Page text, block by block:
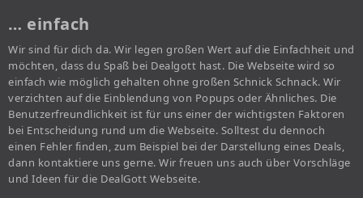
… einfach
Wir sind für dich da. Wir legen großen Wert auf die Einfachheit und
möchten, dass du Spaß bei Dealgott hast. Die Webseite wird so
einfach wie möglich gehalten ohne großen Schnick Schnack. Wir
verzichten auf die Einblendung von Popups oder Ähnliches. Die
Benutzerfreundlichkeit ist für uns einer der wichtigsten Faktoren
bei Entscheidung rund um die Webseite. Solltest du dennoch
einen Fehler finden, zum Beispiel bei der Darstellung eines Deals,
dann kontaktiere uns gerne. Wir freuen uns auch über Vorschläge
und Ideen für die DealGott Webseite.